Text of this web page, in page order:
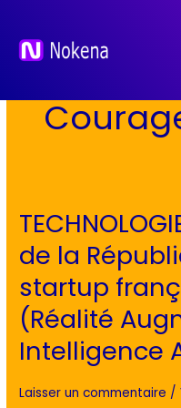
contenu
de la
startup
(Réalité
Intelligence
Laisser un commentaire /
TECHNOLOGIE
Le
Président
de
la
République
à